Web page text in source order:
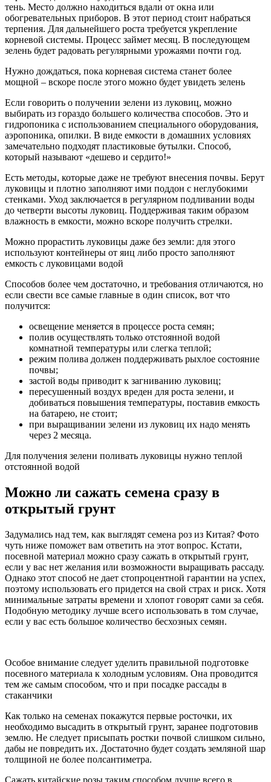
тень. Место должно находиться вдали от окна или
обогревательных приборов. В этот период стоит набраться
терпения. Для дальнейшего роста требуется укрепление
корневой системы. Процесс займет месяц. В последующем
зелень будет радовать регулярными урожаями почти год.
Нужно дождаться, пока корневая система станет более
мощной – вскоре после этого можно будет увидеть зелень
Если говорить о получении зелени из луковиц, можно
выбирать из гораздо большего количества способов. Это и
гидропоника с использованием специального оборудования,
аэропоника, опилки. В виде емкости в домашних условиях
замечательно подходят пластиковые бутылки. Способ,
который называют «дешево и сердито!»
Есть методы, которые даже не требуют внесения почвы. Берут
луковицы и плотно заполняют ими поддон с неглубокими
стенками. Уход заключается в регулярном подливании воды
до четверти высоты луковиц. Поддерживая таким образом
влажность в емкости, можно вскоре получить стрелки.
Можно прорастить луковицы даже без земли: для этого
используют контейнеры от яиц либо просто заполняют
емкость с луковицами водой
Способов более чем достаточно, и требования отличаются, но
если свести все самые главные в один список, вот что
получится:
освещение меняется в процессе роста семян;
полив осуществлять только отстоянной водой
комнатной температуры или слегка теплой;
режим полива должен поддерживать рыхлое состояние
почвы;
застой воды приводит к загниванию луковиц;
пересушенный воздух вреден для роста зелени, и
добиваться повышения температуры, поставив емкость
на батарею, не стоит;
при выращивании зелени из луковиц их надо менять
через 2 месяца.
Для получения зелени поливать луковицы нужно теплой
отстоянной водой
Можно ли сажать семена сразу в
открытый грунт
Задумались над тем, как выглядят семена роз из Китая? Фото
чуть ниже поможет вам ответить на этот вопрос. Кстати,
посевной материал можно сразу сажать в открытый грунт,
если у вас нет желания или возможности выращивать рассаду.
Однако этот способ не дает стопроцентной гарантии на успех,
поэтому использовать его придется на свой страх и риск. Хотя
минимальные затраты времени и хлопот говорят сами за себя.
Подобную методику лучше всего использовать в том случае,
если у вас есть большое количество бесхозных семян.
Особое внимание следует уделить правильной подготовке
посевного материала к холодным условиям. Она проводится
тем же самым способом, что и при посадке рассады в
стаканчики
Как только на семенах покажутся первые росточки, их
необходимо высадить в открытый грунт, заранее подготовив
землю. Не следует присыпать ростки почвой слишком сильно,
дабы не повредить их. Достаточно будет создать земляной шар
толщиной не более полсантиметра.
Сажать китайские розы таким способом лучше всего в